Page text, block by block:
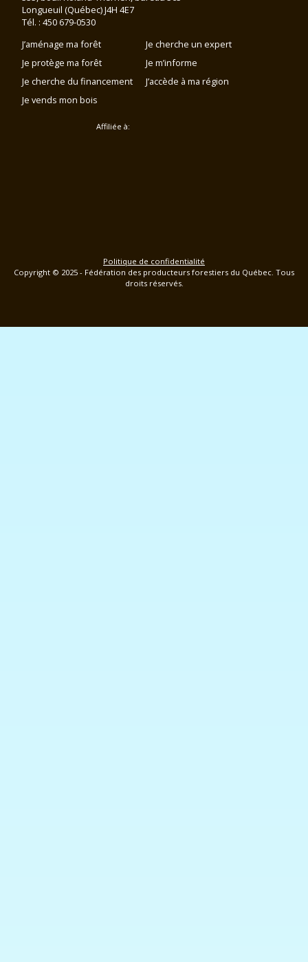
Longueuil (Québec) J4H 4E7
Tél. : 450 679-0530
J’aménage ma forêt
Je protège ma forêt
Je cherche du financement
Je vends mon bois
Je cherche un expert
Je m’informe
J’accède à ma région
Affiliée à:
Politique de confidentialité
Copyright © 2025 - Fédération des producteurs forestiers du Québec. Tous
droits réservés.